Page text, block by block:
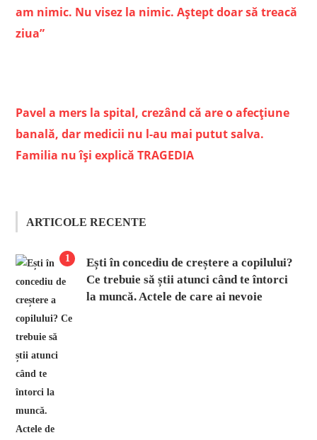
am nimic. Nu visez la nimic. Aștept doar să treacă
ziua”
Pavel a mers la spital, crezând că are o afecțiune
banală, dar medicii nu l-au mai putut salva.
Familia nu își explică TRAGEDIA
ARTICOLE RECENTE
1
Ești în concediu de creștere a copilului?
Ce trebuie să știi atunci când te întorci
la muncă. Actele de care ai nevoie